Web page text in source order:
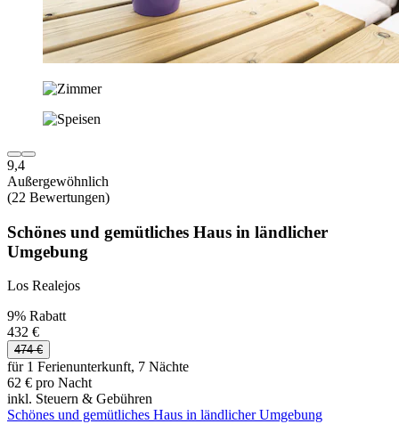
9,4
Außergewöhnlich
(22 Bewertungen)
Schönes und gemütliches Haus in ländlicher
Umgebung
Los Realejos
9% Rabatt
432 €
474 €
für 1 Ferienunterkunft, 7 Nächte
62 € pro Nacht
inkl. Steuern & Gebühren
Schönes und gemütliches Haus in ländlicher Umgebung